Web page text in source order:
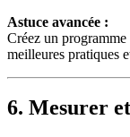
Astuce avancée :
Créez un
meilleures pratiques
6. Mesurer